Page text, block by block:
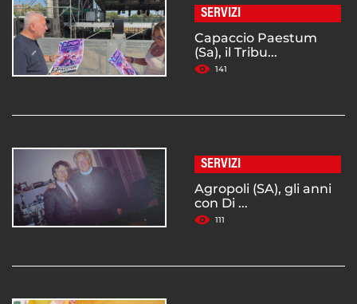
SERVIZI
Capaccio Paestum
(Sa), il Tribu...
141
SERVIZI
Agropoli (SA), gli anni
con Di ...
111